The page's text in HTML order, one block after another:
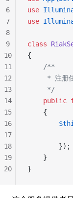
use
use
class
{
    /**
* 注册
     */
    public
    {
        });
    }
}
6
7
8
9
10
11
12
13
14
15
16
17
18
19
20